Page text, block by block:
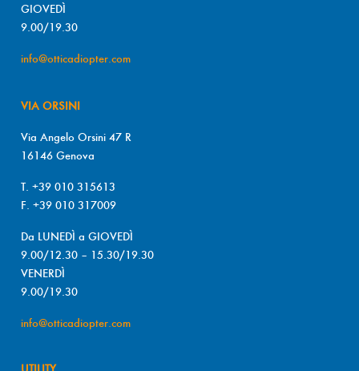
GIOVEDÌ
9.00/19.30
info@otticadiopter.com
VIA ORSINI
Via Angelo Orsini 47 R
16146 Genova
T. +39 010 315613
F. +39 010 317009
Da LUNEDÌ a GIOVEDÌ
9.00/12.30 – 15.30/19.30
VENERDÌ
9.00/19.30
info@otticadiopter.com